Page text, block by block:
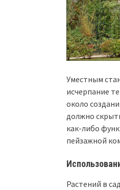
Уместным
исчерпание
около
должно
как-либо
пейзажной
Растений в